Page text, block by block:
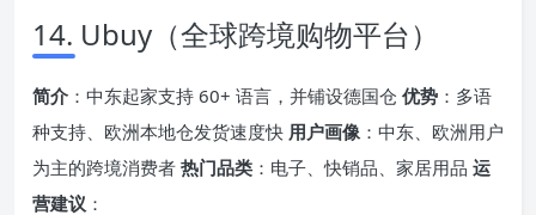
14. Ubuy（全球跨境购物平台）
简介 ：中东起家支持 60+ 语言，并铺设德国仓 优势 ：多语
种支持、欧洲本地仓发货速度快 用户画像：中东、欧洲用户
为主的跨境消费者 热门品类 ：电子、快销品、家居用品 运
营建议 ：